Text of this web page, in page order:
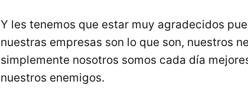
Y les tenemos que estar muy agradecidos
nuestras empresas son lo que son, nuestros
simplemente nosotros somos cada día
nuestros enemigos.